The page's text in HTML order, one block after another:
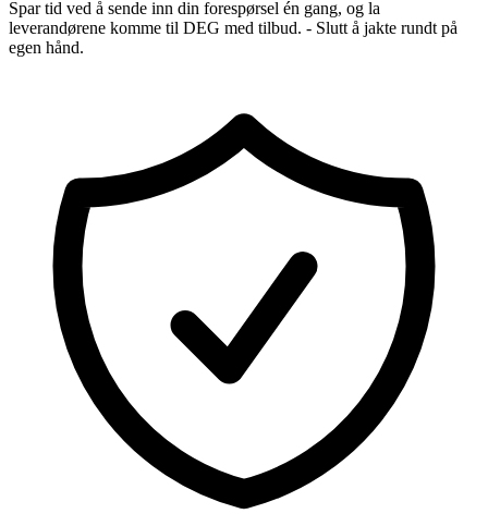
Spar tid ved å sende inn din forespørsel én gang, og la
leverandørene komme til DEG med tilbud. - Slutt å jakte rundt på
egen hånd.